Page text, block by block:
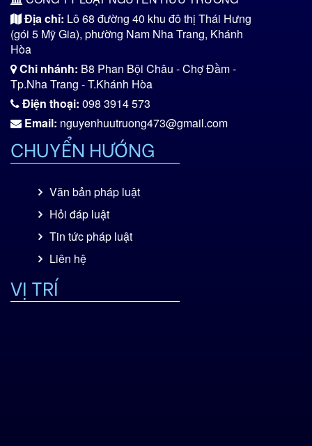
ĐĂNG...
BỊ SA THẢI KHÔNG LÝ DO CÓ ĐƯỢC KIỆN KHÔNG?
TRANH CHẤP TRONG THƯƠNG MẠI
Địa chỉ: Lô 68 đường 40 khu đô thị Thái Hưng
(gói 5 Mỹ Gia), phường Nam Nha Trang, Khánh
Hòa
Chi nhánh: B8 Phan Bội Châu - Chợ Đầm -
Tp.Nha Trang - T.Khánh Hòa
Điện thoại: 098 3914 573
Email: nguyenhuutruong473@gmail.com
CHUYỂN HƯỚNG
Văn bản pháp luật
Hỏi đáp luật
Tin tức pháp luật
Liên hệ
VỊ TRÍ